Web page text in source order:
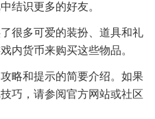
结识更多的好友。
很多可爱的装扮、道具和礼
内货币来购买这些物品。
略和提示的简要介绍。如果
巧，请参阅官方网站或社区